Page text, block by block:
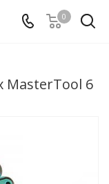
0
MasterTool 6